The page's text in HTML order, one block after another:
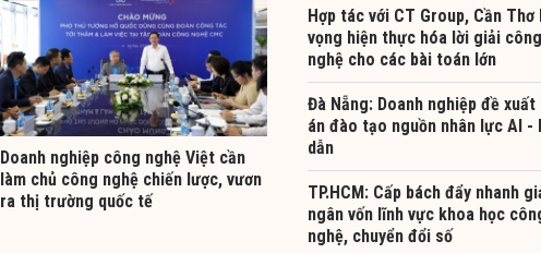
Doanh nghiệp công nghệ Việt cần
làm chủ công nghệ chiến lược, vươn
ra thị trường quốc tế
Hợp tác với CT Group, Cần Thơ
vọng hiện thực hóa lời giải công
nghệ cho các bài toán lớn
Đà Nẵng: Doanh nghiệp đề xuất
án đào tạo nguồn nhân lực AI -
dẫn
TP.HCM: Cấp bách đẩy nhanh
ngân vốn lĩnh vực khoa học
nghệ, chuyển đổi số